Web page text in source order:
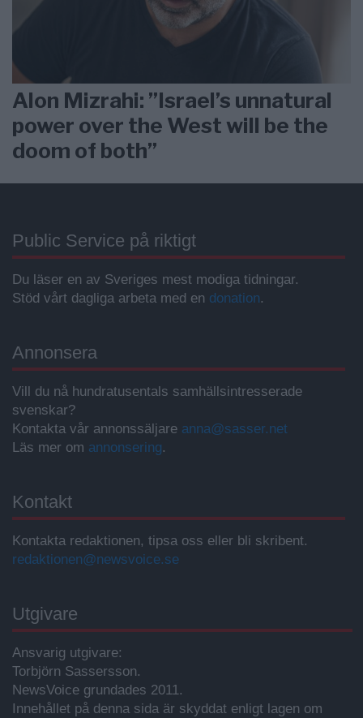
Alon Mizrahi: ”Israel’s unnatural
power over the West will be the
doom of both”
Public Service på riktigt
Du läser en av Sveriges mest modiga tidningar.
Stöd vårt dagliga arbeta med en donation.
Annonsera
Vill du nå hundratusentals samhällsintresserade
svenskar?
Kontakta vår annonssäljare anna@sasser.net
Läs mer om annonsering.
Kontakt
Kontakta redaktionen, tipsa oss eller bli skribent.
redaktionen@newsvoice.se
Utgivare
Ansvarig utgivare:
Torbjörn Sassersson.
NewsVoice grundades 2011.
Innehållet på denna sida är skyddat enligt lagen om